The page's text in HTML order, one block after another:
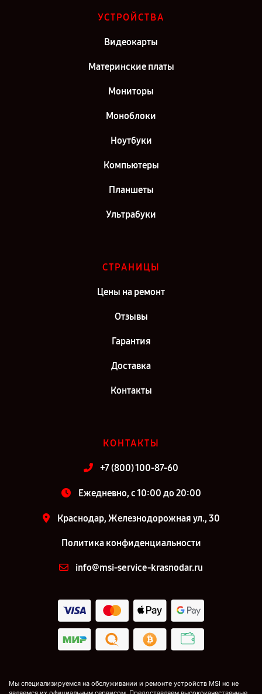
УСТРОЙСТВА
Видеокарты
Материнские платы
Мониторы
Моноблоки
Ноутбуки
Компьютеры
Планшеты
Ультрабуки
СТРАНИЦЫ
Цены на ремонт
Отзывы
Гарантия
Доставка
Контакты
КОНТАКТЫ
+7 (800) 100-87-60
Ежедневно, с 10:00 до 20:00
Краснодар, Железнодорожная ул., 30
Политика конфиденциальности
info@msi-service-krasnodar.ru
Мы специализируемся на обслуживании и ремонте устройств MSI но не